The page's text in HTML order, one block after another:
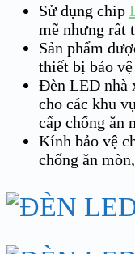
Sử dụng chip
mẽ nhưng rất
Sản phẩm
thiết bị bảo vệ
Đèn LED nhà
cho các khu
cấp chống ăn
Kính bảo vệ
chống ăn